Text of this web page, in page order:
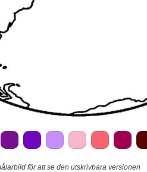
för att se den utskrivbara versionen